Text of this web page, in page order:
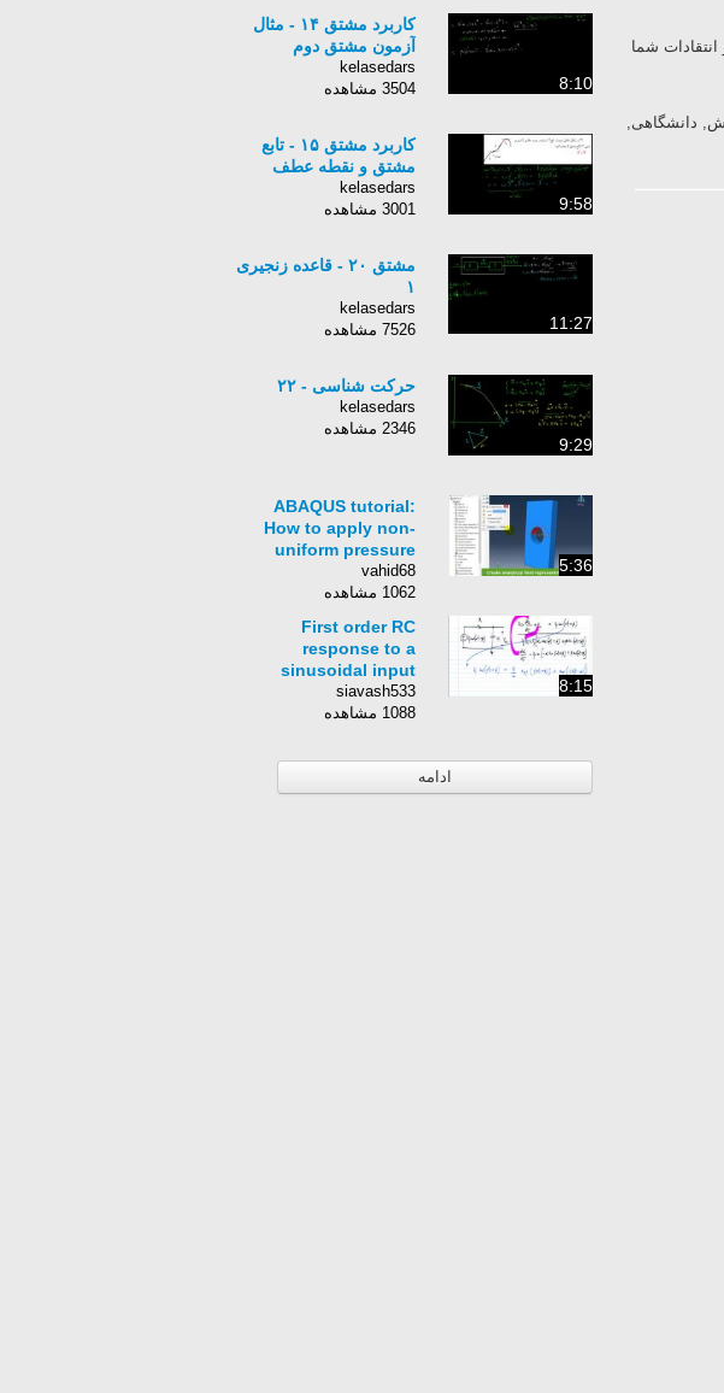
شما
دانشگاهی,
8:10
کاربرد مشتق ۱۴ - مثال
آزمون مشتق دوم
kelasedars
3504 مشاهده
9:58
کاربرد مشتق ۱۵ - تابع
مشتق و نقطه عطف
kelasedars
3001 مشاهده
11:27
مشتق ۲۰ - قاعده زنجیری
۱
kelasedars
7526 مشاهده
9:29
حرکت شناسی - ٢٢
kelasedars
2346 مشاهده
5:36
ABAQUS tutorial:
How to apply non-
uniform pressure
vahid68
1062 مشاهده
8:15
First order RC
response to a
sinusoidal input
siavash533
1088 مشاهده
ادامه